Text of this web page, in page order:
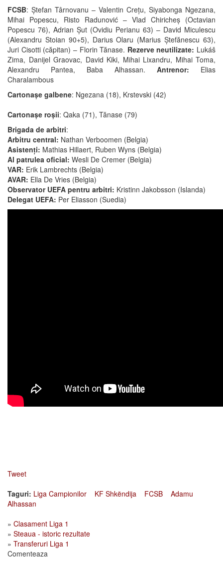
FCSB: Ștefan Târnovanu – Valentin Crețu, Siyabonga Ngezana,
Mihai Popescu, Risto Radunović – Vlad Chiricheș (Octavian
Popescu 76), Adrian Șut (Ovidiu Perianu 63) – David Miculescu
(Alexandru Stoian 90+5), Darius Olaru (Marius Ștefănescu 63),
Juri Cisotti (căpitan) – Florin Tănase. Rezerve neutilizate: Lukáš
Zima, Danijel Graovac, David Kiki, Mihai Lixandru, Mihai Toma,
Alexandru Pantea, Baba Alhassan. Antrenor: Elias
Charalambous
Cartonașe galbene: Ngezana (18), Krstevski (42)
Cartonașe roșii: Qaka (71), Tănase (79)
Brigada de arbitri:
Arbitru central: Nathan Verboomen (Belgia)
Asistenți: Mathias Hillaert, Ruben Wyns (Belgia)
Al patrulea oficial: Wesli De Cremer (Belgia)
VAR: Erik Lambrechts (Belgia)
AVAR: Ella De Vries (Belgia)
Observator UEFA pentru arbitri: Kristinn Jakobsson (Islanda)
Delegat UEFA: Per Eliasson (Suedia)
Tweet
Taguri: Liga Campionilor KF Shkëndija FCSB
Adamu
Alhassan
» Clasament Liga 1
» Steaua - istoric rezultate
» Transferuri Liga 1
Comenteaza